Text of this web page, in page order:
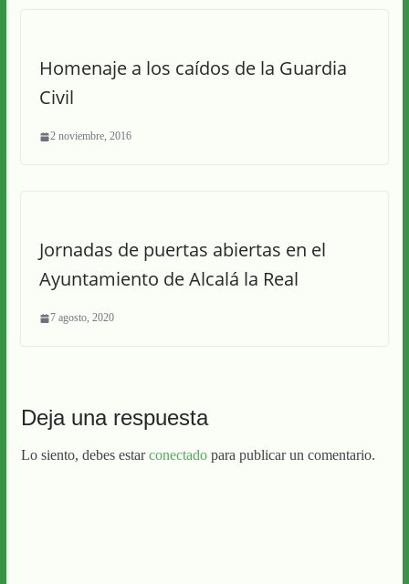
Homenaje a los caídos de la Guardia
Civil
2 noviembre, 2016
Jornadas de puertas abiertas en el
Ayuntamiento de Alcalá la Real
7 agosto, 2020
Deja una respuesta
Lo siento, debes estarconectadopara publicar un comentario.